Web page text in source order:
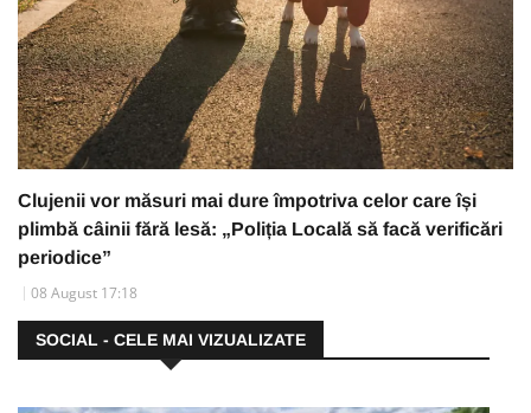
Clujenii vor măsuri mai dure împotriva celor care își
plimbă câinii fără lesă: „Poliția Locală să facă verificări
periodice”
08 August 17:18
SOCIAL - CELE MAI VIZUALIZATE